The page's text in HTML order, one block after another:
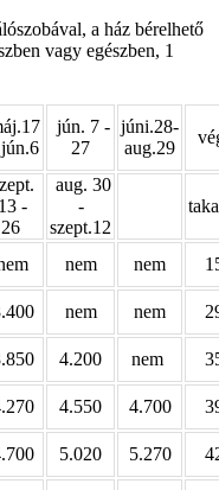
a ház bérelhető
vagy egészben, 1
jún. 7 -
27
júni.28-
aug.29
13 -
26
aug. 30
-
szept.12
nem nem
nem nem
4.200 nem
4.550 4.700
5.020 5.270